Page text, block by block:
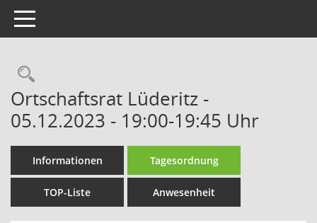
Toggle navigation
Rechercheauswahl
Ortschaftsrat Lüderitz -
05.12.2023 - 19:00-19:45 Uhr
Informationen Tagesordnung
TOP-Liste Anwesenheit